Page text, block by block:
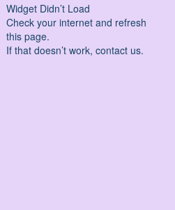
Widget Didn’t Load
Check your internet and refresh
this page.
If that doesn’t work, contact us.